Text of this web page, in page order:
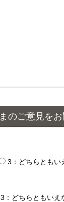
のご意見を
3：どちらともい
3：どちらともいえ